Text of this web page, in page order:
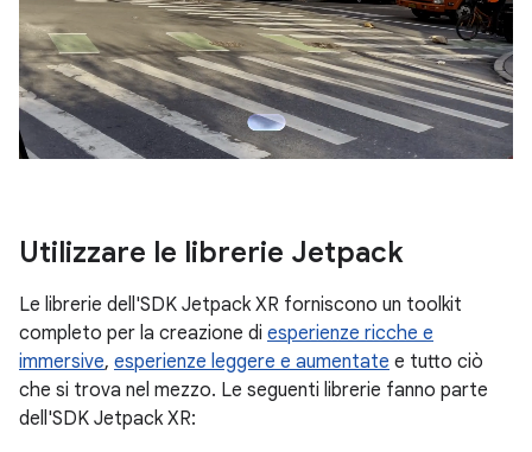
Utilizzare le librerie Jetpack
Le librerie dell'SDK Jetpack XR forniscono un toolkit
completo per la creazione di esperienze ricche e
immersive, esperienze leggere e aumentate e tutto ciò
che si trova nel mezzo. Le seguenti librerie fanno parte
dell'SDK Jetpack XR: